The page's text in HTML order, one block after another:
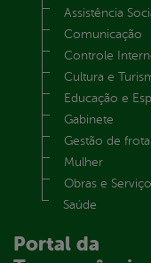
Assistência
Comunicação
Controle
Cultura e
Educação e
Gabinete
Gestão de frota
Mulher
Obras e
Saúde
Portal da